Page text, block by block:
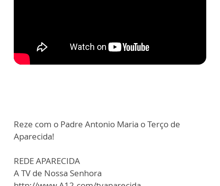
Reze com o Padre Antonio Maria o Terço de
Aparecida!
REDE APARECIDA
A TV de Nossa Senhora